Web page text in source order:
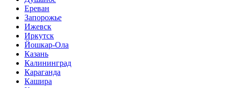
Ереван
Запорожье
Ижевск
Иркутск
Йошкар-Ола
Казань
Калининград
Караганда
Кашира